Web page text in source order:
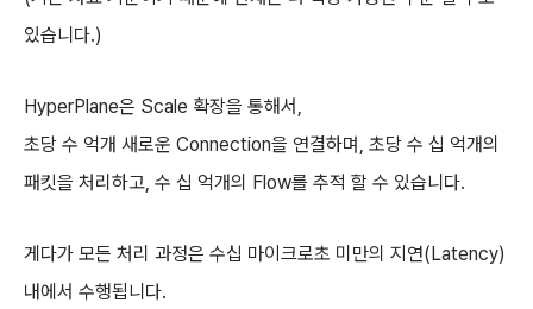
있습니다.)
HyperPlane은 Scale 확장을 통해서,
초당 수 억개 새로운 Connection을 연결하며, 초당 수 십 억개의
패킷을 처리하고, 수 십 억개의 Flow를 추적 할 수 있습니다.
게다가 모든 처리 과정은 수십 마이크로초 미만의 지연(Latency)
내에서 수행됩니다.